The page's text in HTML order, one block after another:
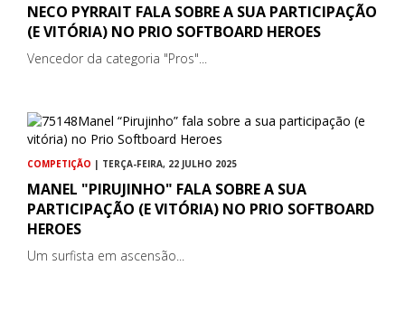
NECO PYRRAIT FALA SOBRE A SUA PARTICIPAÇÃO
(E VITÓRIA) NO PRIO SOFTBOARD HEROES
Vencedor da categoria "Pros"...
COMPETIÇÃO | TERÇA-FEIRA, 22 JULHO 2025
MANEL "PIRUJINHO" FALA SOBRE A SUA
PARTICIPAÇÃO (E VITÓRIA) NO PRIO SOFTBOARD
HEROES
Um surfista em ascensão...